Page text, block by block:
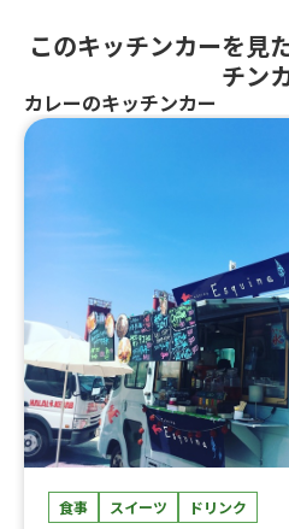
このキッチンカーを見
チン
カレーのキッチンカー
食事 スイーツ ドリンク